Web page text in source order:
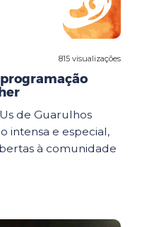
815 visualizações
de Guarulhos
intensa e especial,
à comunidade